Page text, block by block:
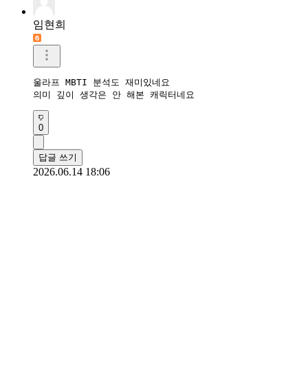
임현희
울라프 MBTI 분석도 재미있네요
의미 깊이 생각은 안 해본 캐릭터네요
0
답글 쓰기
2026.06.14 18:06